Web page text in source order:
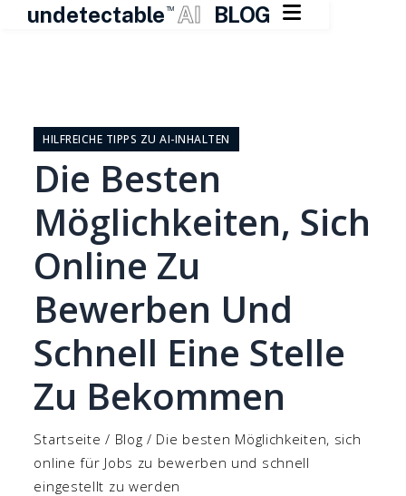
undetectable TM AI BLOG 
springenHILFREICHE TIPPS ZU AI-INHALTEN
Die Besten
Möglichkeiten, Sich
Online Zu
Bewerben Und
Schnell Eine Stelle
Zu Bekommen
Startseite / Blog / Die besten Möglichkeiten, sich
online für Jobs zu bewerben und schnell
eingestellt zu werden